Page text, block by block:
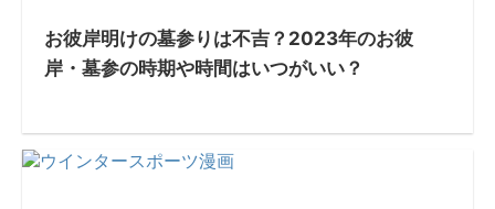
お彼岸明けの墓参りは不吉？2023年のお彼
岸・墓参の時期や時間はいつがいい？